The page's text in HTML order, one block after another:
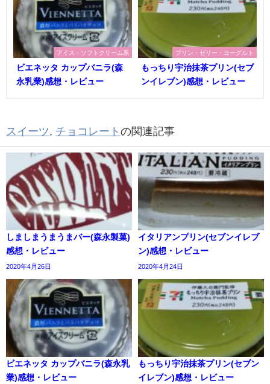
アイス・ソフトクリーム系
ビエネッタ カップバニラ(森
永乳業)感想・レビュー
プリン・ゼリー・ヨーグルト
もっちり宇治抹茶プリン(セブ
ンイレブン)感想・レビュー
スイーツ チョコレート の関連記事
しましまうまうまバー(森永製菓)
感想・レビュー
2020年4月26日
イタリアンプリン(セブンイレブ
ン)感想・レビュー
2020年4月24日
ビエネッタ カップバニラ(森永乳
業)感想・レビュー
もっちり宇治抹茶プリン(セブン
イレブン)感想・レビュー